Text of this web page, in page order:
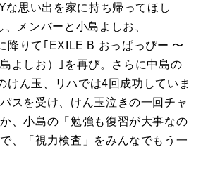
思い出を家に持ち帰ってほし
メンバーと小島よしお、
降りて｢EXILE B おっぱっぴー 〜
よしお）｣を再び。さらに中島の
けん玉、リハでは4回成功していま
スを受け、けん玉泣きの一回チャ
、小島の「勉強も復習が大事なの
、「視力検査」をみんなでもう一